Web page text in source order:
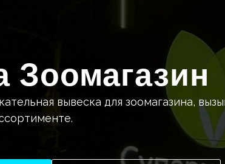
Зоомагазин
вывеска для зоомагазина,